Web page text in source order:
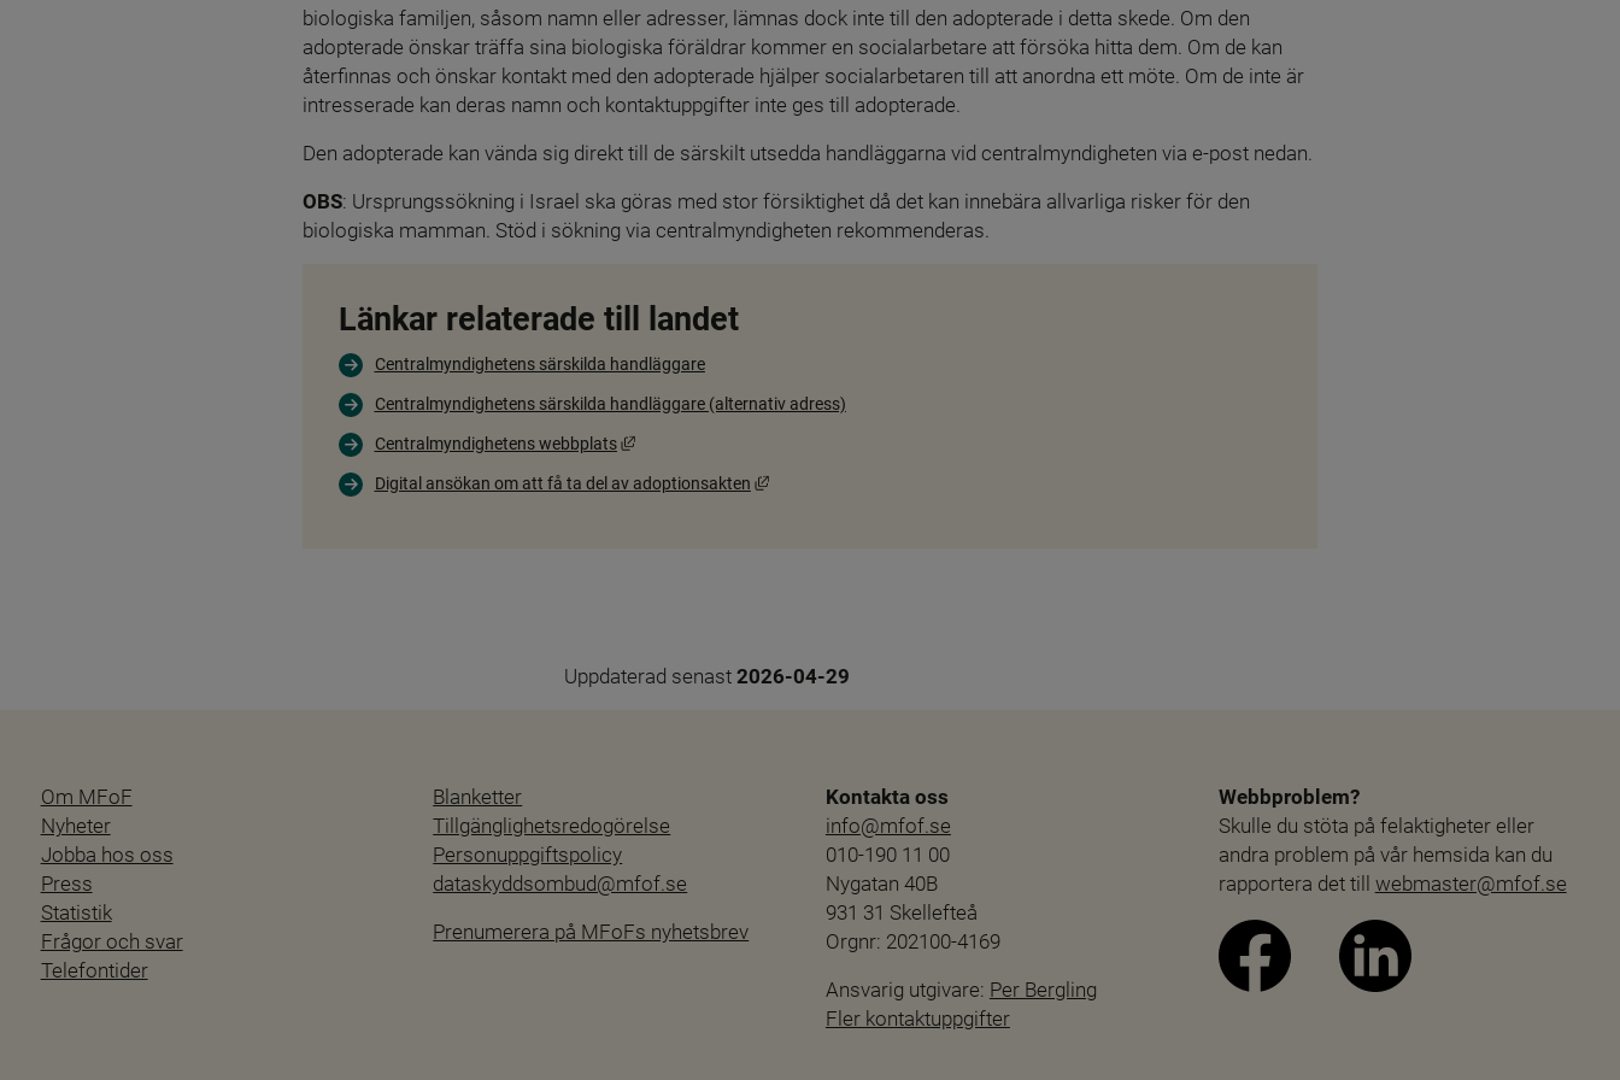
biologiska familjen, såsom namn eller adresser, lämnas dock inte till den adopterade i detta skede. Om den
adopterade önskar träffa sina biologiska föräldrar kommer en socialarbetare att försöka hitta dem. Om de kan
återfinnas och önskar kontakt med den adopterade hjälper socialarbetaren till att anordna ett möte. Om de inte är
intresserade kan deras namn och kontaktuppgifter inte ges till adopterade.
Den adopterade kan vända sig direkt till de särskilt utsedda handläggarna vid centralmyndigheten via e-post nedan.
OBS: Ursprungssökning i Israel ska göras med stor försiktighet då det kan innebära allvarliga risker för den
biologiska mamman. Stöd i sökning via centralmyndigheten rekommenderas.
Länkar relaterade till landet
Centralmyndighetens särskilda handläggare
Centralmyndighetens särskilda handläggare (alternativ adress)
Centralmyndighetens webbplats Länk till annan webbplats, öppnas i nytt fönster.
Digital ansökan om att få ta del av adoptionsakten Länk till annan webbplats, öppnas i nytt fönster.
Uppdaterad senast 2026-04-29
Om MFoF
Nyheter
Jobba hos oss
Press
Statistik
Frågor och svar
Telefontider
Blanketter
Tillgänglighetsredogörelse
Personuppgiftspolicy
dataskyddsombud@mfof.se
Prenumerera på MFoFs nyhetsbrev
Kontakta oss
info@mfof.se
010-190 11 00
Nygatan 40B
931 31 Skellefteå
Orgnr: 202100-4169
Ansvarig utgivare: Per Bergling
Fler kontaktuppgifter
Webbproblem?
Skulle du stöta på felaktigheter eller
andra problem på vår hemsida kan du
rapportera det till webmaster@mfof.se